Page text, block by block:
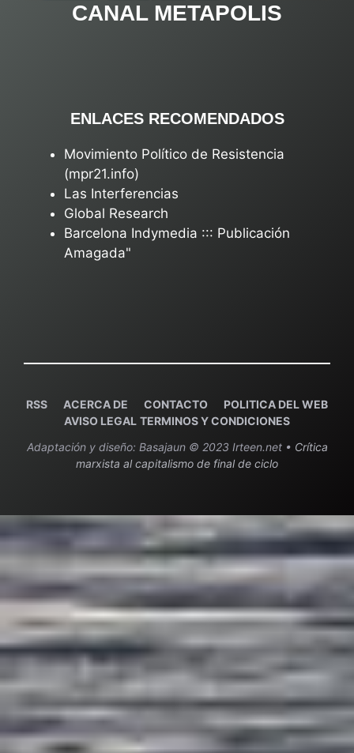
CANAL METAPOLIS
ENLACES RECOMENDADOS
Movimiento Político de Resistencia
(mpr21.info)
Las Interferencias
Global Research
Barcelona Indymedia ::: Publicación
Amagada"
RSS ACERCA DE CONTACTO
POLITICA DEL WEB
AVISO LEGAL TERMINOS Y CONDICIONES
Adaptación y diseño: Basajaun © 2023 Irteen.net • Crítica
marxista al capitalismo de final de ciclo